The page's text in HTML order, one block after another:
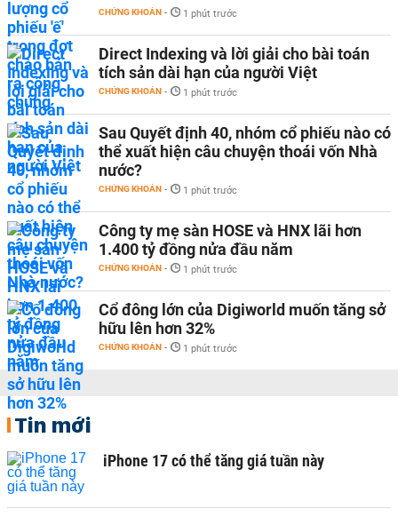
CHỨNG KHOÁN - 1 phút trước
Direct Indexing và lời giải cho bài toán
tích sản dài hạn của người Việt
CHỨNG KHOÁN - 1 phút trước
Sau Quyết định 40, nhóm cổ phiếu nào có
thể xuất hiện câu chuyện thoái vốn Nhà
nước?
CHỨNG KHOÁN - 1 phút trước
Công ty mẹ sàn HOSE và HNX lãi hơn
1.400 tỷ đồng nửa đầu năm
CHỨNG KHOÁN - 1 phút trước
Cổ đông lớn của Digiworld muốn tăng sở
hữu lên hơn 32%
CHỨNG KHOÁN - 1 phút trước
Tin mới
iPhone 17 có thể tăng giá tuần này